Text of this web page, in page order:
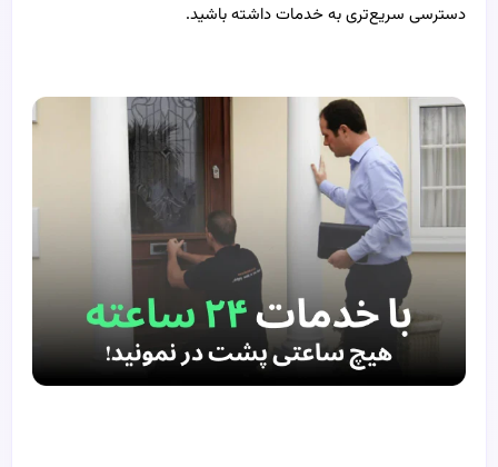
دسترسی سریع‌تری به خدمات داشته باشید.